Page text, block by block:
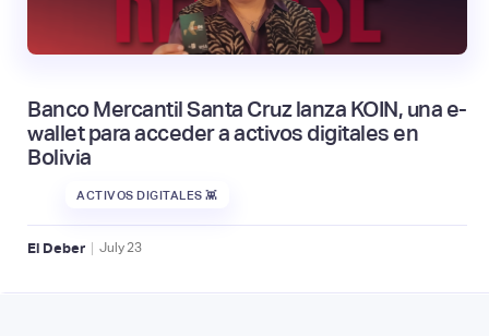
Banco Mercantil Santa Cruz lanza KOIN, una e-
wallet para acceder a activos digitales en
Bolivia
ACTIVOS DIGITALES 👾
El Deber | July23